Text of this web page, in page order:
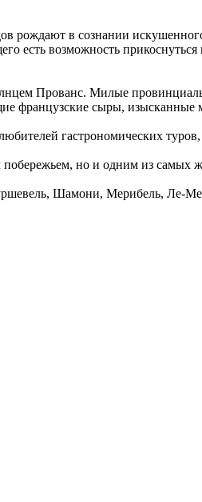
рождают в сознании
возможность прикоснуться
Прованс. Милые
французские сыры,
гастрономических
побережьем, но и одним из
Шамони, Мерибель, Ле-